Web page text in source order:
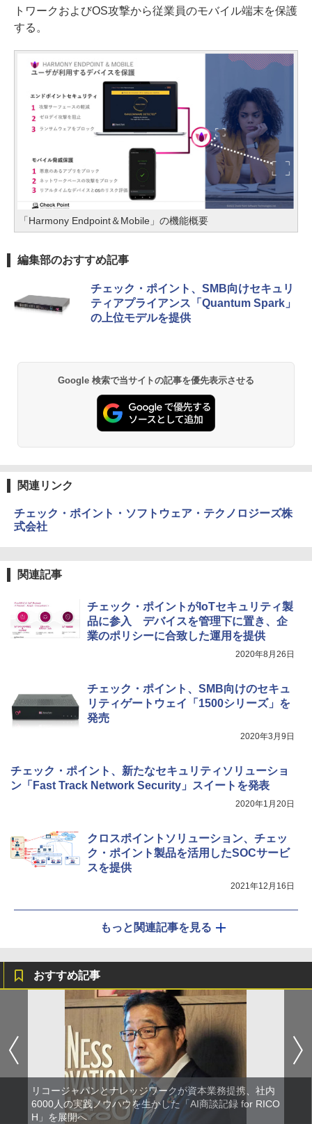
トワークおよびOS攻撃から従業員のモバイル端末を保護
する。
「Harmony Endpoint＆Mobile」の機能概要
編集部のおすすめ記事
チェック・ポイント、SMB向けセキュリ
ティアプライアンス「Quantum Spark」
の上位モデルを提供
Google 検索で当サイトの記事を優先表示させる
関連リンク
チェック・ポイント・ソフトウェア・テクノロジーズ株
式会社
関連記事
チェック・ポイントがIoTセキュリティ製
品に参入 デバイスを管理下に置き、企
業のポリシーに合致した運用を提供
2020年8月26日
チェック・ポイント、SMB向けのセキュ
リティゲートウェイ「1500シリーズ」を
発売
2020年3月9日
チェック・ポイント、新たなセキュリティソリューショ
ン「Fast Track Network Security」スイートを発表
2020年1月20日
クロスポイントソリューション、チェッ
ク・ポイント製品を活用したSOCサービ
スを提供
2021年12月16日
もっと関連記事を見る
おすすめ記事
リコージャパンとナレッジワークが資本業務提携、社内
6000人の実践ノウハウを生かした「AI商談記録 for RICO
H」を展開へ